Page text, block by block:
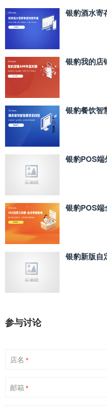
银豹酒水寄
银豹我的店
银豹餐饮智
银豹POS
银豹POS
银豹新版自
参与讨论
店名 *
邮箱 *